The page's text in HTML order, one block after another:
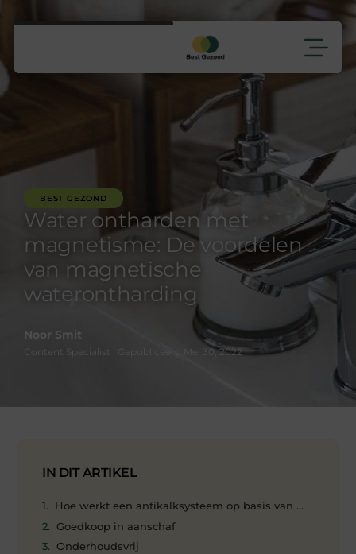
BEST GEZOND
Water ontharden met
magnetisme: De voordelen
van magnetische
waterontharding
Noor Smit
Content Specialist · Gepubliceerd Mei 30, 2022
IN DIT ARTIKEL
Hoe werkt een antikalksysteem op basis van
Goedkoop in aanschaf
Onderhoudsvrij